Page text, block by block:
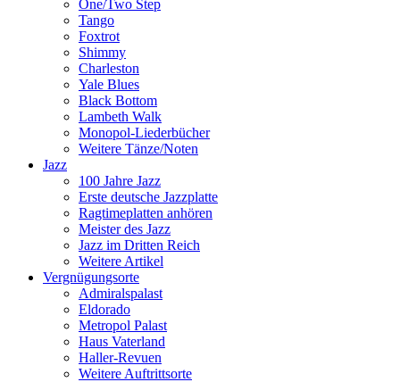
One/Two Step
Tango
Foxtrot
Shimmy
Charleston
Yale Blues
Black Bottom
Lambeth Walk
Monopol-Liederbücher
Weitere Tänze/Noten
Jazz
100 Jahre Jazz
Erste deutsche Jazzplatte
Ragtimeplatten anhören
Meister des Jazz
Jazz im Dritten Reich
Weitere Artikel
Vergnügungsorte
Admiralspalast
Eldorado
Metropol Palast
Haus Vaterland
Haller-Revuen
Weitere Auftrittsorte